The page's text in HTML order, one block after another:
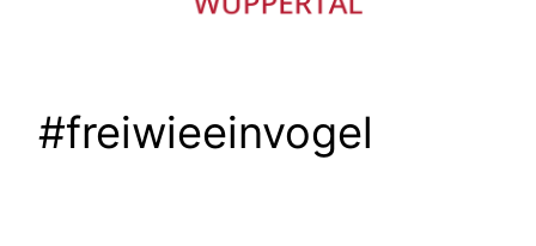
#freiwieeinvogel